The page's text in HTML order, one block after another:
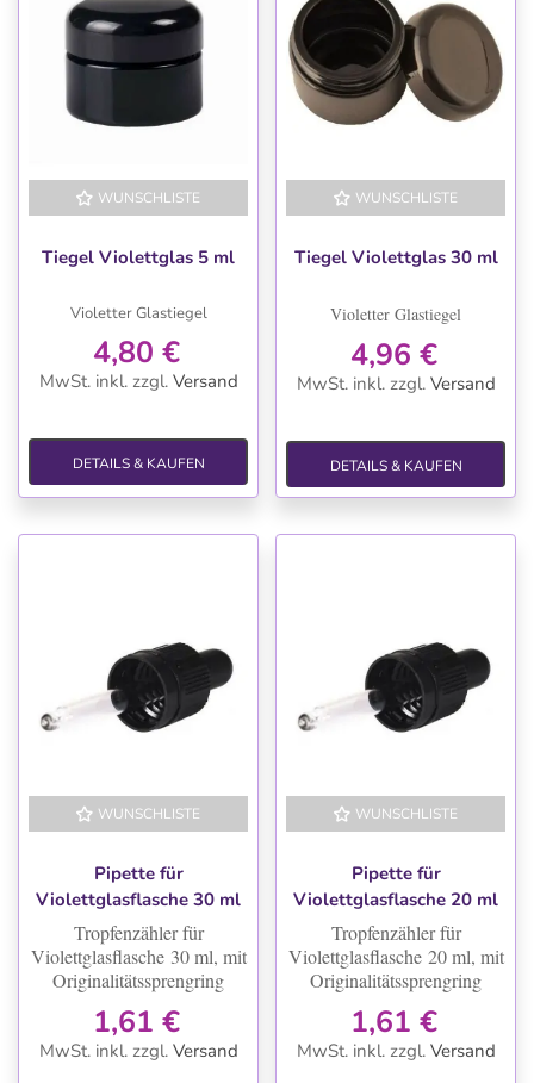
WUNSCHLISTE
Tiegel Violettglas 5 ml
Violetter Glastiegel
4,80 €
MwSt. inkl. zzgl. Versand
DETAILS & KAUFEN
WUNSCHLISTE
Tiegel Violettglas 30 ml
Violetter Glastiegel
4,96 €
MwSt. inkl. zzgl. Versand
DETAILS & KAUFEN
WUNSCHLISTE
Pipette für
Violettglasflasche 30 ml
Tropfenzähler für
Violettglasflasche30 ml, mit
Originalitätssprengring
1,61 €
MwSt. inkl. zzgl. Versand
WUNSCHLISTE
Pipette für
Violettglasflasche 20 ml
Tropfenzähler für
Violettglasflasche20 ml, mit
Originalitätssprengring
1,61 €
MwSt. inkl. zzgl. Versand